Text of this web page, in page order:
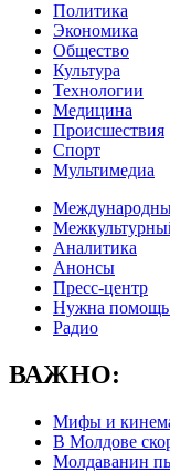
Политика
Экономика
Общество
Культура
Технологии
Медицина
Происшествия
Спорт
Мультимедиа
Аналитика
Анонсы
Пресс-центр
Нужна
Радио
ВАЖНО:
Мифы и
В Молдове
Молдаванин